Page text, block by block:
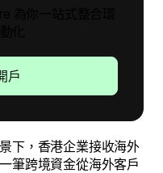
戶
下，香港企業接收海外
筆跨境資金從海外客戶